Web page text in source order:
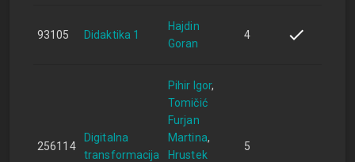
93105 Didaktika 1
Hajdin
Goran
4
256114
Digitalna
transformacija
Pihir Igor
Tomičić
Furjan
Martina
Hrustek
5